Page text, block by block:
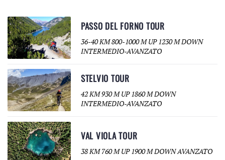
PASSO DEL FORNO TOUR
36-40 KM 800-1000 M UP 1230 M DOWN
INTERMEDIO-AVANZATO
STELVIO TOUR
42 KM 930 M UP 1860 M DOWN
INTERMEDIO-AVANZATO
VAL VIOLA TOUR
38 KM 760 M UP 1900 M DOWN AVANZATO